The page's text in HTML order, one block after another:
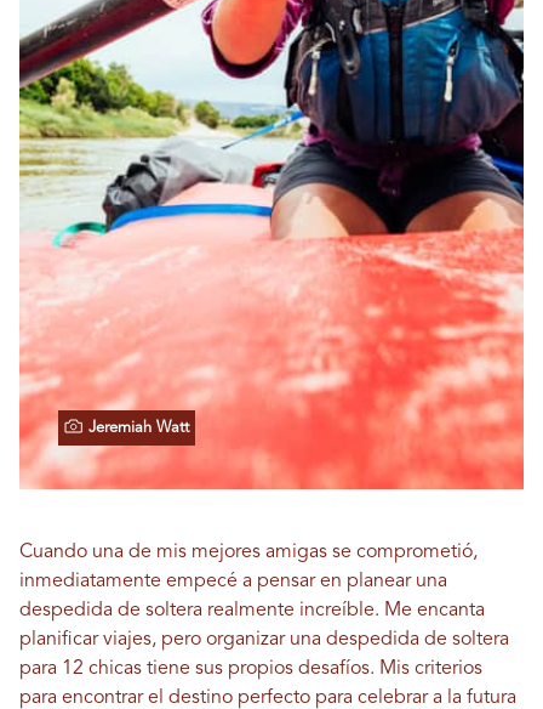
Jeremiah Watt
Cuando una de mis mejores amigas se comprometió,
inmediatamente empecé a pensar en planear una
despedida de soltera realmente increíble. Me encanta
planificar viajes, pero organizar una despedida de soltera
para 12 chicas tiene sus propios desafíos. Mis criterios
para encontrar el destino perfecto para celebrar a la futura